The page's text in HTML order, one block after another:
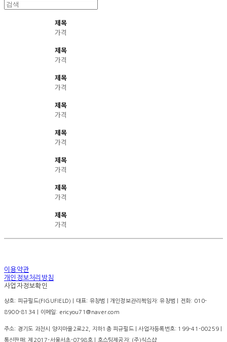
제목
가격
제목
가격
제목
가격
제목
가격
제목
가격
제목
가격
제목
가격
제목
가격
이용약관
개인정보처리방침
사업자정보확인
상호: 피규필드(FIGUFIELD) | 대표: 유창범 | 개인정보관리책임자: 유창범 | 전화: 010-
8900-8134 | 이메일: ericyou71@naver.com
주소: 경기도 과천시 양지마을2로22, 지하1층 피규필드 | 사업자등록번호: 199-41-00259
통신판매:제2017-서울서초-0798호| 호스팅제공자: (주)식스샵